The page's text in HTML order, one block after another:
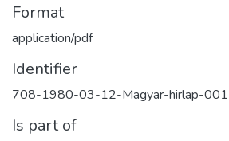
Format
application/pdf
Identifier
708-1980-03-12-Magyar-hirlap-
Is part of